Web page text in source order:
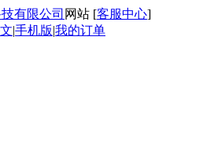
有限公司 网站 [客服中心]
|手机版|我的订单